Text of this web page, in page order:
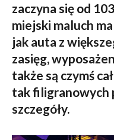
zaczyna się od
miejski maluch
jak auta z
zasięg,
także są czymś
tak filigranowych
szczegóły.